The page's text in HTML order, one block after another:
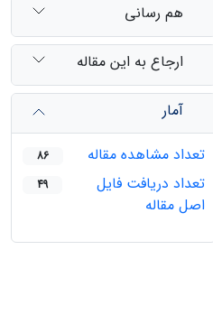
هم رسانی
ارجاع به این مقاله
آمار
تعداد مشاهده مقاله
86
تعداد دریافت فایل
اصل مقاله
49